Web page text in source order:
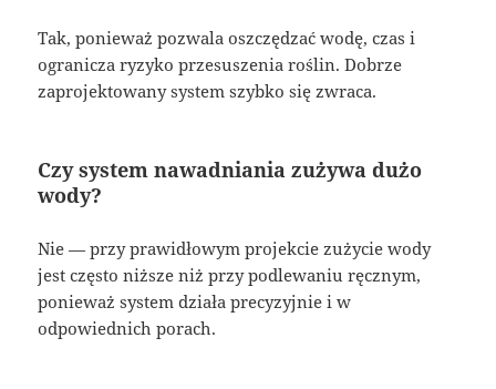
Tak, ponieważ pozwala oszczędzać wodę, czas i
ogranicza ryzyko przesuszenia roślin. Dobrze
zaprojektowany system szybko się zwraca.
Czy system nawadniania zużywa dużo
wody?
Nie — przy prawidłowym projekcie zużycie wody
jest często niższe niż przy podlewaniu ręcznym,
ponieważ system działa precyzyjnie i w
odpowiednich porach.